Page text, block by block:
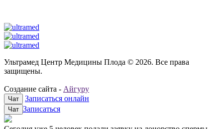
Ультрамед Центр Медицины Плода © 2026. Все права
защищены.
Создание сайта - Айгуру
Чат Записаться онлайн
Чат Записаться